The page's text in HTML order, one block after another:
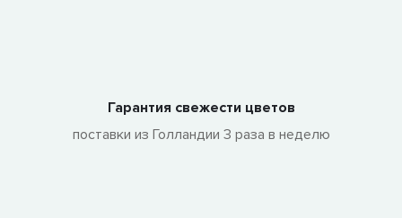
Гарантия свежести цветов
поставки из Голландии 3 раза в неделю